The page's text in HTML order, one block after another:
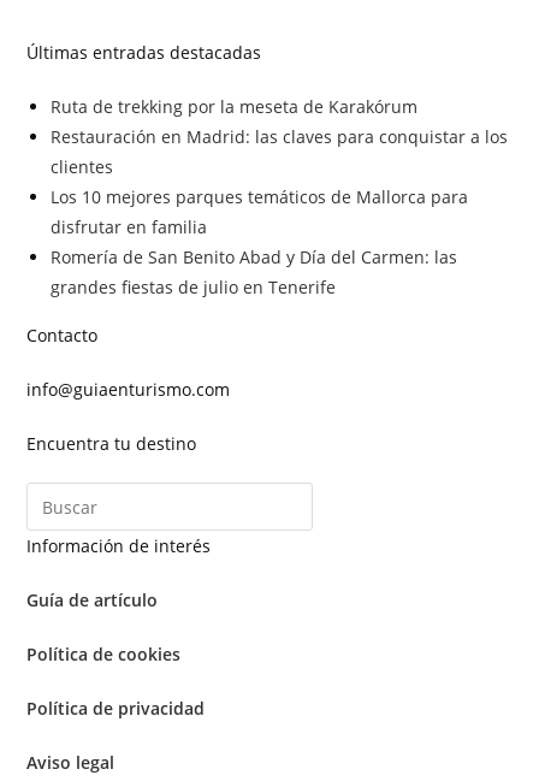
Últimas entradas destacadas
Ruta de trekking por la meseta de Karakórum
Restauración en Madrid: las claves para conquistar a los
clientes
Los 10 mejores parques temáticos de Mallorca para
disfrutar en familia
Romería de San Benito Abad y Día del Carmen: las
grandes fiestas de julio en Tenerife
Contacto
info@guiaenturismo.com
Encuentra tu destino
Información de interés
Guía de artículo
Política de cookies
Política de privacidad
Aviso legal